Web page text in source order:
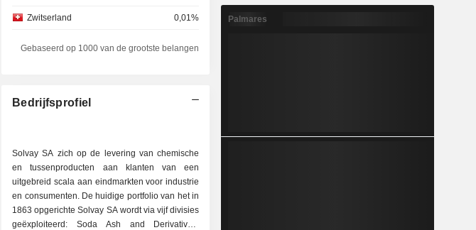
Zwitserland 0,01%
Gebaseerd op 1000 van de grootste belangen
Bedrijfsprofiel
Solvay SA zich op de levering van chemische
en tussenproducten aan klanten van een
uitgebreid scala aan eindmarkten voor industrie
en consumenten. De huidige portfolio van het in
1863 opgerichte Solvay SA wordt via vijf divisies
geëxploiteerd: Soda Ash and Derivatives,
Palmares